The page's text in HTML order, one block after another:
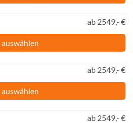
ab 2549,- €
auswählen
ab 2549,- €
auswählen
ab 2549,- €